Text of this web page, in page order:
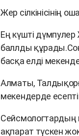
Жер сілкінісінің
Ең күшті
баллды
басқа елді
Алматы,
мекендерде
Сейсмологтардың
ақпарат түскен